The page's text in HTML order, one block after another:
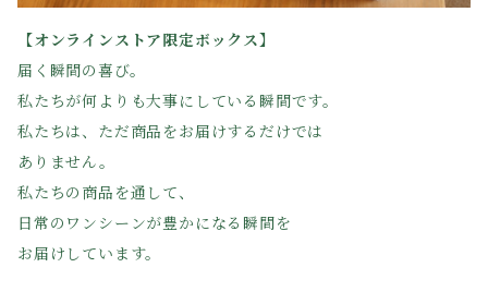
【オンラインストア限定ボックス】
届く瞬間の喜び。
私たちが何よりも大事にしている瞬間です。
私たちは、ただ商品をお届けするだけでは
ありません。
私たちの商品を通して、
日常のワンシーンが豊かになる瞬間を
お届けしています。